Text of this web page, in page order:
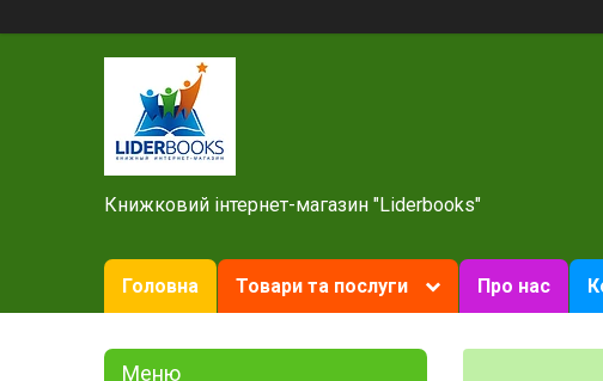
Книжковий інтернет-магазин "Liderbooks"
Головна Товари та послуги Про нас